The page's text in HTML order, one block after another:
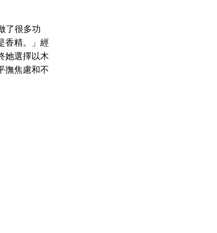
了很多功
香精。」經
她選擇以木
撫焦慮和不